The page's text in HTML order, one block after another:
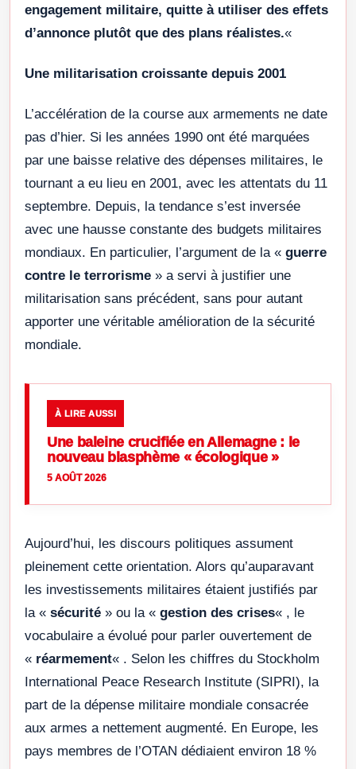
engagement militaire, quitte à utiliser des effets
d’annonce plutôt que des plans réalistes.«
Une militarisation croissante depuis 2001
L’accélération de la course aux armements ne date
pas d’hier. Si les années 1990 ont été marquées
par une baisse relative des dépenses militaires, le
tournant a eu lieu en 2001, avec les attentats du 11
septembre. Depuis, la tendance s’est inversée
avec une hausse constante des budgets militaires
mondiaux. En particulier, l’argument de la « guerre
contre le terrorisme » a servi à justifier une
militarisation sans précédent, sans pour autant
apporter une véritable amélioration de la sécurité
mondiale.
À LIRE AUSSI
Une baleine crucifiée en Allemagne : le
nouveau blasphème « écologique »
5 AOÛT 2026
Aujourd’hui, les discours politiques assument
pleinement cette orientation. Alors qu’auparavant
les investissements militaires étaient justifiés par
la « sécurité » ou la « gestion des crises« , le
vocabulaire a évolué pour parler ouvertement de
« réarmement« . Selon les chiffres du Stockholm
International Peace Research Institute (SIPRI), la
part de la dépense militaire mondiale consacrée
aux armes a nettement augmenté. En Europe, les
pays membres de l’OTAN dédiaient environ 18 %